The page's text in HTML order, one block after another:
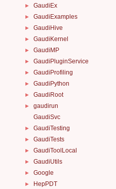
► GaudiEx
► GaudiExamples
► GaudiHive
► GaudiKernel
► GaudiMP
► GaudiPluginService
► GaudiProfiling
► GaudiPython
► GaudiRoot
►
gaudirun
GaudiSvc
► GaudiTesting
► GaudiTests
► GaudiToolLocal
► GaudiUtils
► Google
► HepPDT